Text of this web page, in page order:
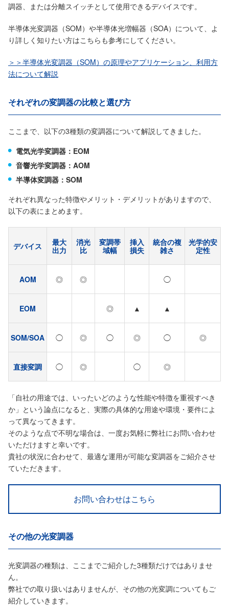
調器、または分離スイッチとして使用できるデバイスです。
半導体光変調器（SOM）や半導体光増幅器（SOA）について、よ
り詳しく知りたい方はこちらも参考にしてください。
＞＞半導体光変調器（SOM）の原理やアプリケーション、利用方
法について解説
それぞれの変調器の比較と選び方
ここまで、以下の3種類の変調器について解説してきました。
電気光学変調器：EOM
音響光学変調器：AOM
半導体変調器：SOM
それぞれ異なった特徴やメリット・デメリットがありますので、
以下の表にまとめます。
デバイス
最大
出力
消光
比
変調帯
域幅
挿入
損失
統合の複
雑さ
光学的安
定性
AOM ◎ ◎ ◯
EOM ◎ ▲ ▲
SOM/SOA ◯ ◎ ◯ ◎ ◯ ◎
直接変調 ◯ ◎ ◯ ◎
「自社の用途では、いったいどのような性能や特徴を重視すべき
か」という論点になると、実際の具体的な用途や環境・要件によ
って異なってきます。
そのような点で不明な場合は、一度お気軽に弊社にお問い合わせ
いただけますと幸いです。
貴社の状況に合わせて、最適な運用が可能な変調器をご紹介させ
ていただきます。
お問い合わせはこちら
その他の光変調器
光変調器の種類は、ここまでご紹介した3種類だけではありませ
ん。
弊社での取り扱いはありませんが、その他の光変調についてもご
紹介していきます。